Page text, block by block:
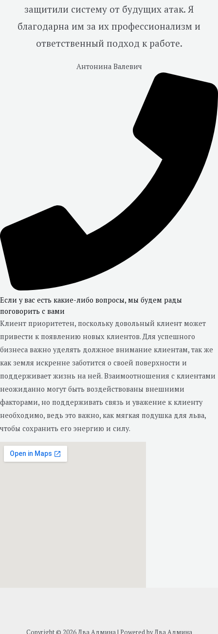
защитили систему от будущих атак. Я
благодарна им за их профессионализм и
ответственный подход к работе.
Антонина Валевич
Если у вас есть какие-либо вопросы, мы будем рады
поговорить с вами
Клиент приоритетен, поскольку довольный клиент может
привести к появлению новых клиентов. Для успешного
бизнеса важно уделять должное внимание клиентам, так же
как земля искренне заботится о своей поверхности и
поддерживает жизнь на ней. Взаимоотношения с клиентами
неожиданно могут быть воздействованы внешними
факторами, но поддерживать связь и уважение к клиенту
необходимо, ведь это важно, как мягкая подушка для льва,
чтобы сохранить его энергию и силу.